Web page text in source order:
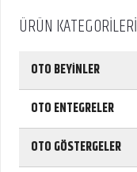
t
r
ÜRÜN KATEGORİLERİ
OTO BEYİNLER
OTO ENTEGRELER
OTO GÖSTERGELER